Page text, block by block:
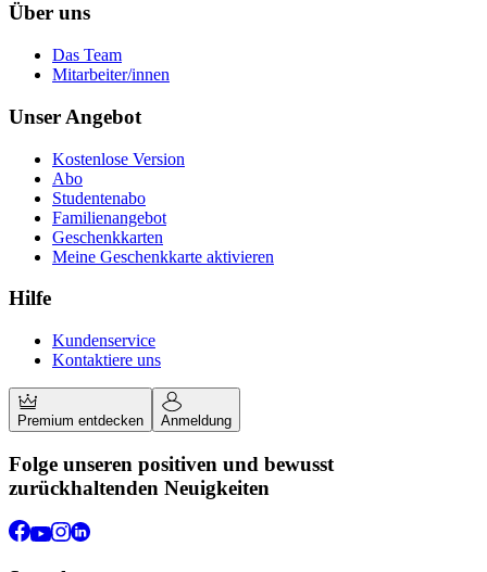
Über uns
Das Team
Mitarbeiter/innen
Unser Angebot
Kostenlose Version
Abo
Studentenabo
Familienangebot
Geschenkkarten
Meine Geschenkkarte aktivieren
Hilfe
Kundenservice
Kontaktiere uns
Premium entdecken Anmeldung
Folge unseren positiven und bewusst
zurückhaltenden Neuigkeiten